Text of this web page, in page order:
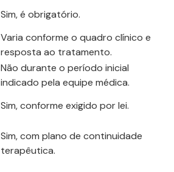
Sim, é obrigatório.
Varia conforme o quadro clínico e
resposta ao tratamento.
Não durante o período inicial
indicado pela equipe médica.
Sim, conforme exigido por lei.
Sim, com plano de continuidade
terapêutica.